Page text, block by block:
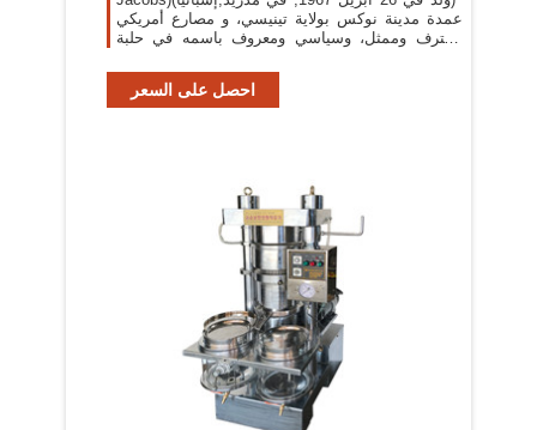
عمدة مدينة نوكس بولاية تينيسي، و مصارع أمريكي
محترف وممثل، وسياسي ومعروف باسمه في حلبة
احصل على السعر